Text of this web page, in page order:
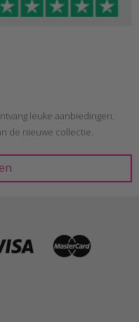
leuke aanbiedingen,
de nieuwe collectie.